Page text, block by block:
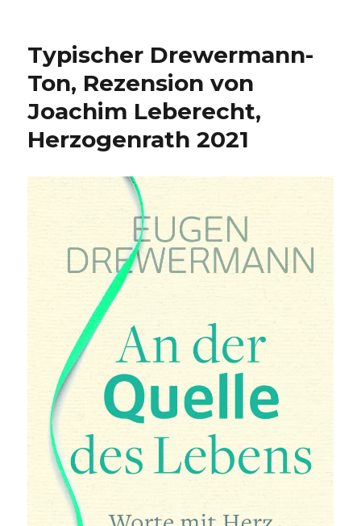
Typischer Drewermann-
Ton, Rezension von
Joachim Leberecht,
Herzogenrath 2021